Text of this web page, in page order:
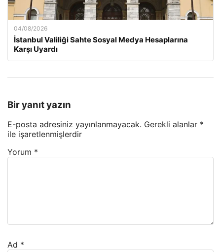
04/08/2026
İstanbul Valiliği Sahte Sosyal Medya Hesaplarına
Karşı Uyardı
Bir yanıt yazın
E-posta adresiniz yayınlanmayacak. Gerekli alanlar *
ile işaretlenmişlerdir
Yorum *
Ad *